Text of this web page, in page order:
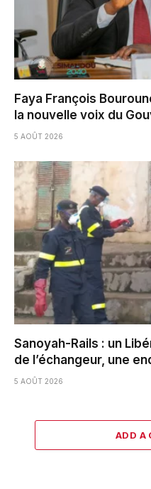
Faya François
la nouvelle voix du
5 AOÛT 2026
Sanoyah-Rails : un
de l’échangeur, une
5 AOÛT 2026
ADD A